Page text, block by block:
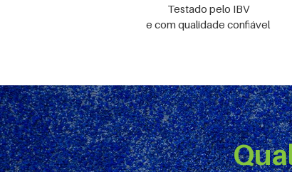
Testado pelo IBV
e com qualidade confiável